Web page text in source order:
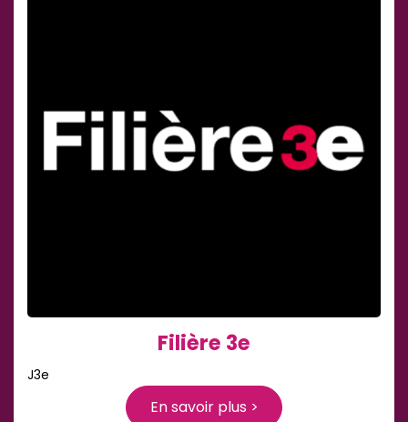
Filière 3e
J3e
En savoir plus >